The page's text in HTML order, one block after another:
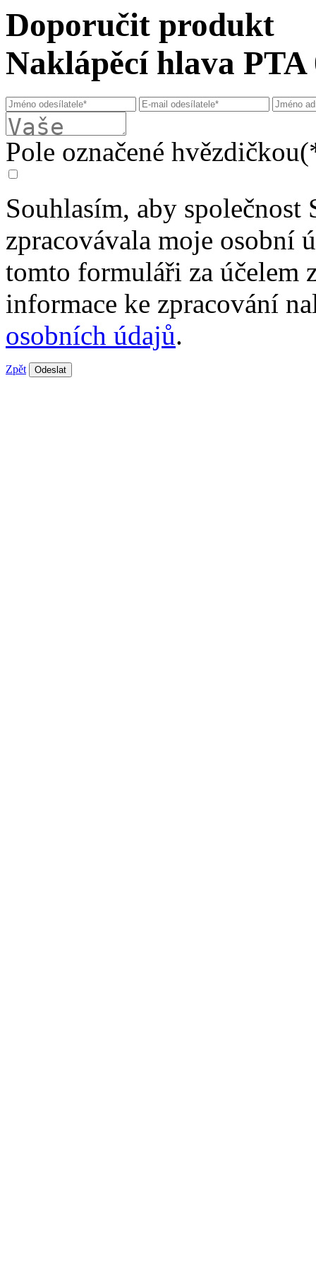
Doporučit produkt
Naklápěcí hlava PTA
Pole označené
Souhlasím, aby společnost
zpracovávala moje osobní
tomto formuláři za účelem
informace ke zpracování
osobních údajů.
Zpět Odeslat